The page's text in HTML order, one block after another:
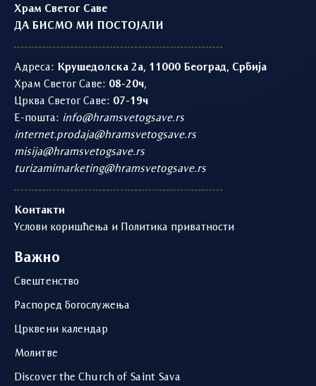
Храм Светог Саве
ДА БИСМО МИ ПОСТОЈАЛИ
Адреса: Крушедолска 2а, 11000 Београд, Србија
Храм Светог Саве: 08-20ч,
Црква Светог Саве: 07-19ч
Е-пошта: info@hramsvetogsave.rs
internet.prodaja@hramsvetogsave.rs
misija@hramsvetogsave.rs
turizamimarketing@hramsvetogsave.rs
Контакти
Услови коришћења и Политика приватности
Важно
Свештенство
Распоред богослужења
Црквени календар
Молитве
Discover the Church of Saint Sava